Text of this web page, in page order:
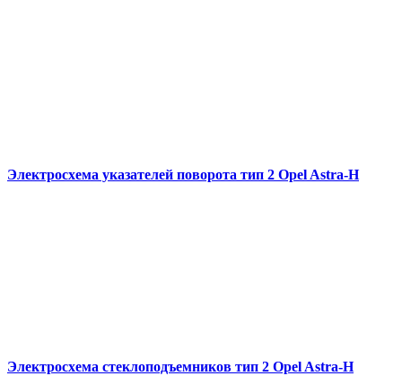
Электросхема указателей поворота тип 2 Opel Astra-H
Электросхема стеклоподъемников тип 2 Opel Astra-H